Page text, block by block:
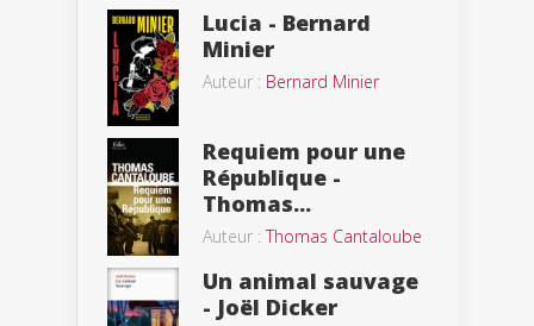
Lucia - Bernard
Minier
Auteur : Bernard Minier
Requiem pour une
République -
Thomas...
Auteur :Thomas Cantaloube
Un animal sauvage
- Joël Dicker